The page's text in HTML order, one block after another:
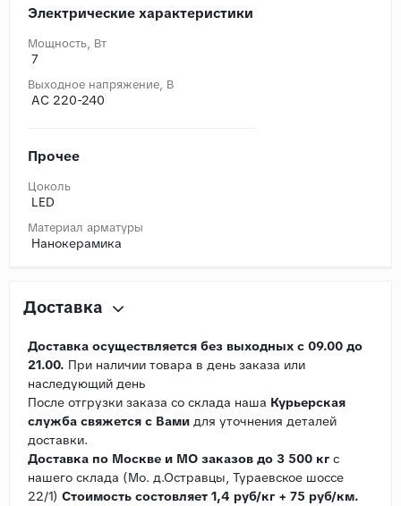
Электрические характеристики
Мощность, Вт
7
Выходное напряжение, В
AC 220-240
Прочее
Цоколь
LED
Материал арматуры
Нанокерамика
Доставка
Доставка осуществляется без выходных с 09.00 до
21.00. При наличии товара в день заказа или
наследующий день
После отгрузки заказа со склада наша Курьерская
служба свяжется с Вами для уточнения деталей
доставки.
Доставка по Москве и МО заказов до 3 500 кг с
нашего склада (Мо. д.Остравцы, Тураевское шоссе
22/1) Стоимость состовляет 1,4 руб/кг + 75 руб/км.